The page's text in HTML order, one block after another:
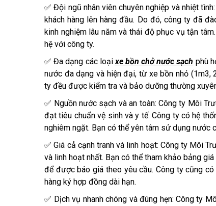
✅ Đội ngũ nhân viên chuyên nghiệp và nhiệt
khách hàng lên hàng đầu. Do đó, công ty đã
kinh nghiệm lâu năm và thái độ phục vụ tận
hệ với công ty.
✅ Đa dạng các loạixe bồn chở nước sạch phù
nước đa dạng và hiện đại, từ xe bồn nhỏ (1m3,
ty đều được kiểm tra và bảo dưỡng thường
✅ Nguồn nước sạch và an toàn: Công ty Môi
đạt tiêu chuẩn vệ sinh và y tế. Công ty có hệ
nghiêm ngặt. Bạn có thể yên tâm sử dụng nước
✅ Giá cả cạnh tranh và linh hoạt: Công ty Môi
và linh hoạt nhất. Bạn có thể tham khảo bảng
để được báo giá theo yêu cầu. Công ty cũng
hàng ký hợp đồng dài hạn.
✅ Dịch vụ nhanh chóng và đúng hẹn: Công ty